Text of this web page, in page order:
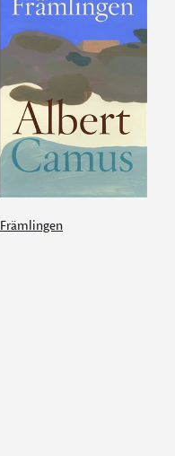
Främlingen